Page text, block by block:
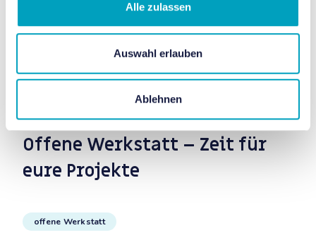
Alle zulassen
Auswahl erlauben
Ablehnen
19. August 2026, 16:00 - 19:00
Offene Werkstatt – Zeit für
eure Projekte
offene Werkstatt